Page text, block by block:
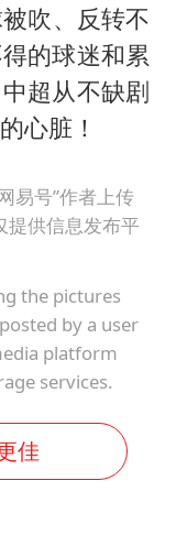
吹、反转不
的球迷和累
超从不缺剧
心脏！
易号”作者上传
提供信息发布平
the pictures
by a user
platform
services.
佳